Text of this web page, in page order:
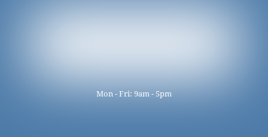
Mon - Fri: 9am - 5pm